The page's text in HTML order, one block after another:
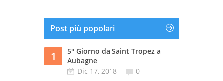
Post più popolari
1
5° Giorno da Saint Tropez a
Aubagne
Dic 17, 2018
0